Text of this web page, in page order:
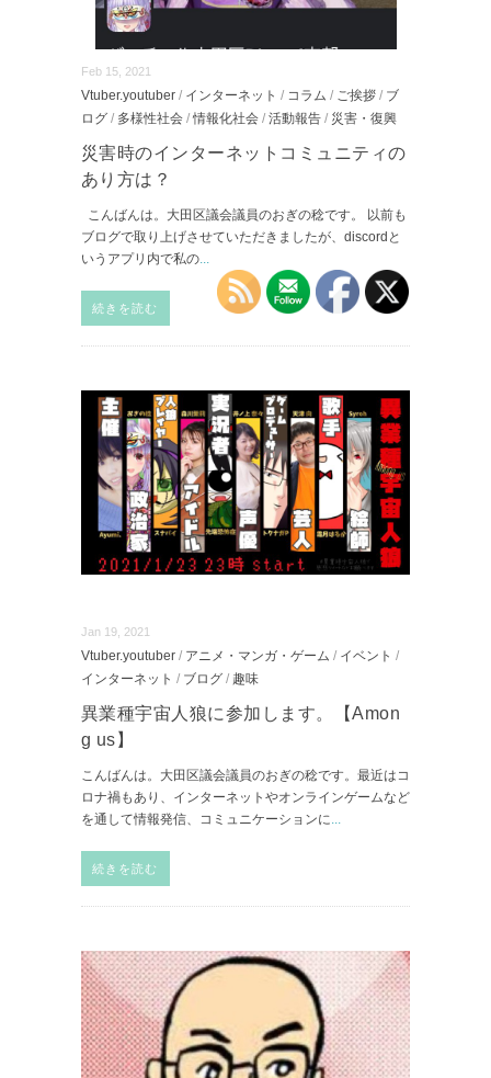
Feb 15, 2021
Vtuber.youtuber / インターネット / コラム / ご挨拶 / ブ
ログ / 多様性社会 /情報化社会 / 活動報告 / 災害・復興
災害時のインターネットコミュニティの
あり方は？
こんばんは。大田区議会議員のおぎの稔です。 以前も
ブログで取り上げさせていただきましたが、discordと
いうアプリ内で私の
続きを読む
Jan 19, 2021
Vtuber.youtuber / アニメ・マンガ・ゲーム / イベント /
インターネット / ブログ / 趣味
異業種宇宙人狼に参加します。【Amon
g us】
こんばんは。大田区議会議員のおぎの稔です。最近はコ
ロナ禍もあり、インターネットやオンラインゲームなど
を通して情報発信、コミュニケーションに
続きを読む